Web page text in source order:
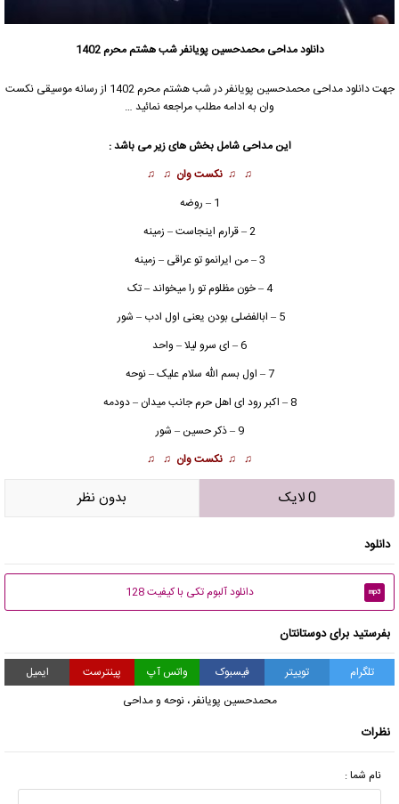
دانلود مداحیمحمدحسین پویانفرشب هشتم محرم 1402
جهت دانلود مداحیمحمدحسین پویانفر
در شب هشتم محرم 1402 از رسانه موسیقی نکست
وان به ادامه مطلب مراجعه نمائید …
این مداحی شامل بخش های زیر می باشد :
♫ ♫ نکست وان ♫ ♫
1 – روضه
2 – قرارم اینجاست – زمینه
3 – من ایرانمو تو عراقی – زمینه
4 – خون مظلوم تو را میخواند – تک
5 – ابالفضلی بودن یعنی اول ادب – شور
6 – ای سرو لیلا – واحد
7 – اول بسم الله سلام علیک – نوحه
8 – اکبر رود ای اهل حرم جانب میدان – دودمه
9 – ذکر حسین – شور
♫ ♫ نکست وان ♫ ♫
0 لایک بدون نظر
دانلود
mp3 دانلود آلبوم تکی با کیفیت 128
بفرستید برای دوستانتان
تلگرام توییتر فیسبوک واتس آپ پینترست
ایمیل
محمدحسین پویانفر ،نوحه و مداحی
نظرات
نام شما :